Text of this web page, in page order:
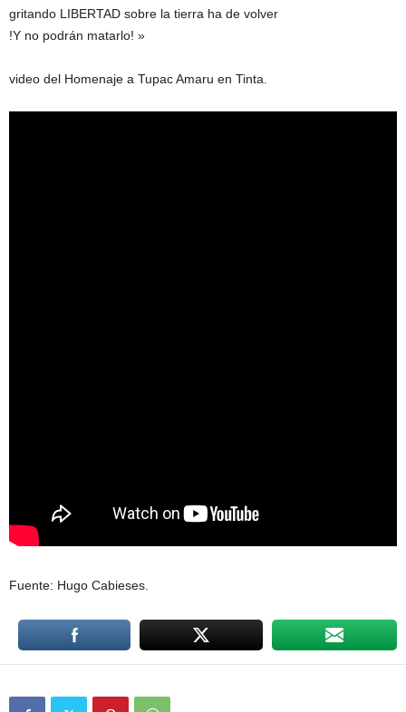
gritando LIBERTAD sobre la tierra ha de volver
!Y no podrán matarlo! »
video del Homenaje a Tupac Amaru en Tinta.
Fuente: Hugo Cabieses.